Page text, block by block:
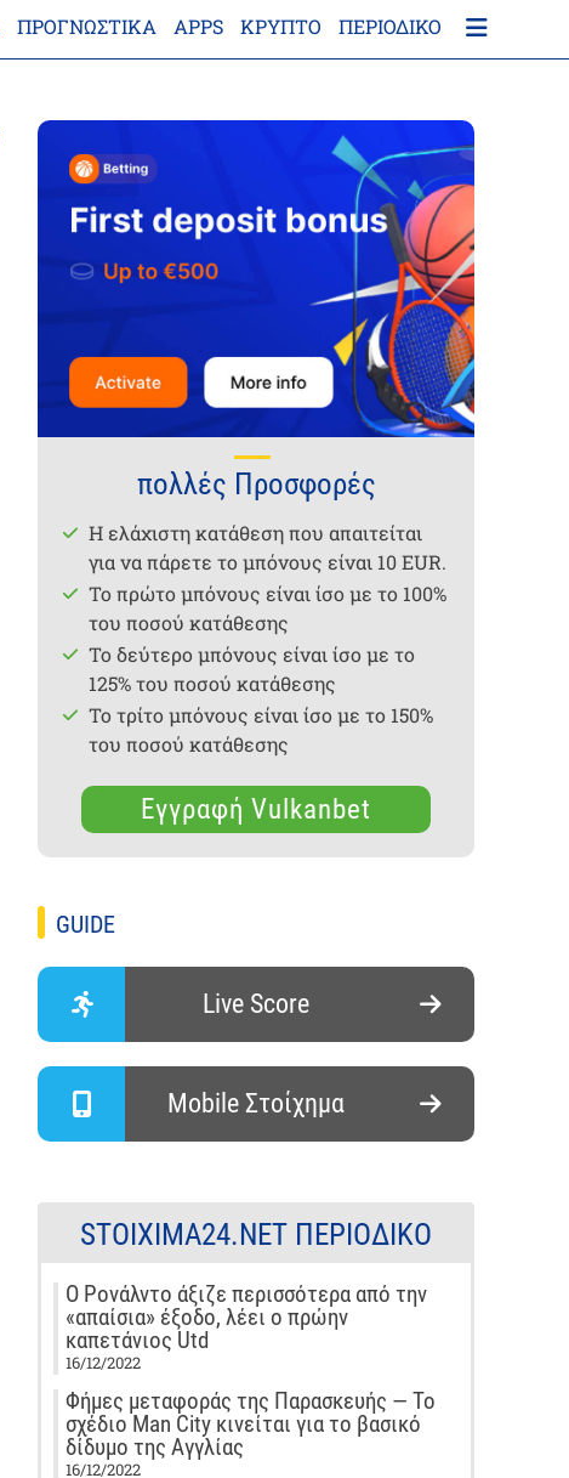
ΠΡΟΓΝΩΣΤΙΚΑ APPS ΚΡΎΠΤΟ ΠΕΡΙΟΔΙΚΌ
πολλές Προσφορές
Η ελάχιστη κατάθεση που απαιτείται
για να πάρετε το μπόνους είναι 10 EUR.
Το πρώτο μπόνους είναι ίσο με το 100%
του ποσού κατάθεσης
Το δεύτερο μπόνους είναι ίσο με το
125% του ποσού κατάθεσης
Το τρίτο μπόνους είναι ίσο με το 150%
του ποσού κατάθεσης
Εγγραφή Vulkanbet
GUIDE
Live Score
Mobile Στοίχημα
STOIXIMA24.NET ΠΕΡΙΟΔΙΚΌ
Ο Ρονάλντο άξιζε περισσότερα από την
«απαίσια» έξοδο, λέει ο πρώην
καπετάνιος Utd
16/12/2022
Φήμες μεταφοράς της Παρασκευής — Το
σχέδιο Man City κινείται για το βασικό
δίδυμο της Αγγλίας
16/12/2022